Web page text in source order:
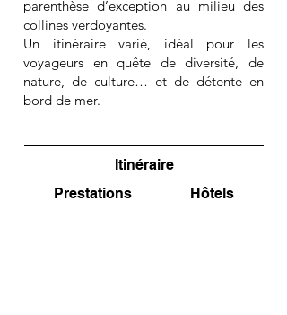
parenthèse d’exception au milieu des
collines verdoyantes.
Un itinéraire varié, idéal pour les
voyageurs en quête de diversité, de
nature, de culture… et de détente en
bord de mer.
Itinéraire
Prestations
Hôtels